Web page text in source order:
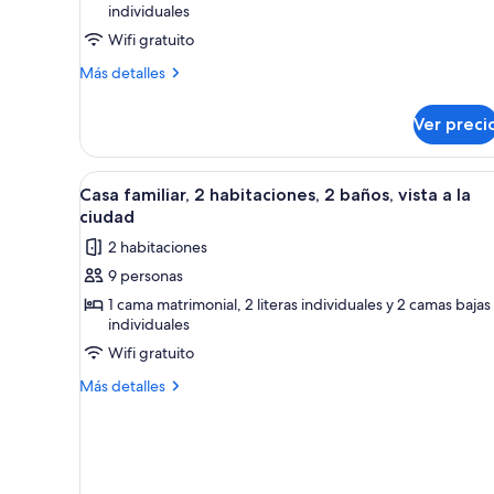
familiar,
2
habitaciones,
vista
a
la
ciudad
individuales
Wifi gratuito
Más detalles
Más
familiar,
habitaciones,
2
vista
ciudad
Ver
Abrir
todas
las
fotos
de
Casa
familiar,
2
habitaciones,
Habitación de hotel con una
10
Casa familiar, 2 habitaciones, 2 baños, vista a la
ciudad
2 habitaciones
9 personas
1 cama matrimonial, 2 literas individuales y 2 camas bajas
individuales
Wifi gratuito
Más detalles
Más